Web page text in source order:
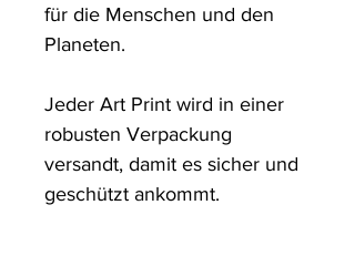
für die Menschen und den
Planeten.
Jeder Art Print wird in einer
robusten Verpackung
versandt, damit es sicher und
geschützt ankommt.